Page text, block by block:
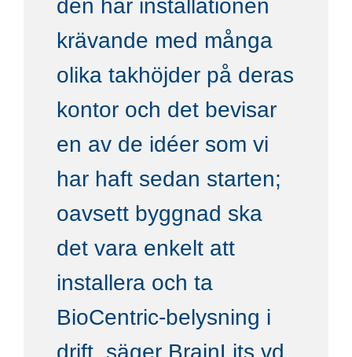
den här installationen
krävande med många
olika takhöjder på deras
kontor och det bevisar
en av de idéer som vi
har haft sedan starten;
oavsett byggnad ska
det vara enkelt att
installera och ta
BioCentric-belysning i
drift, säger BrainLits vd